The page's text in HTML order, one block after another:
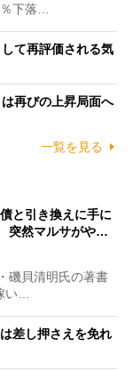
下落…
て再評価される気
再びの上昇局面へ
一覧を見る
と引き換えに手に
突然マルサがや…
磯貝清明氏の著書
い…
差し押さえを免れ